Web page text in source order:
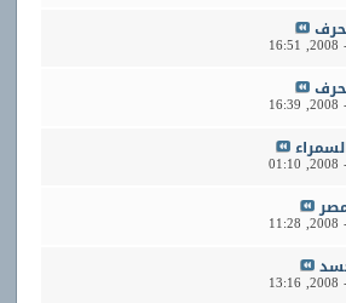
16:51
16:39
01:10
11:28
13:16